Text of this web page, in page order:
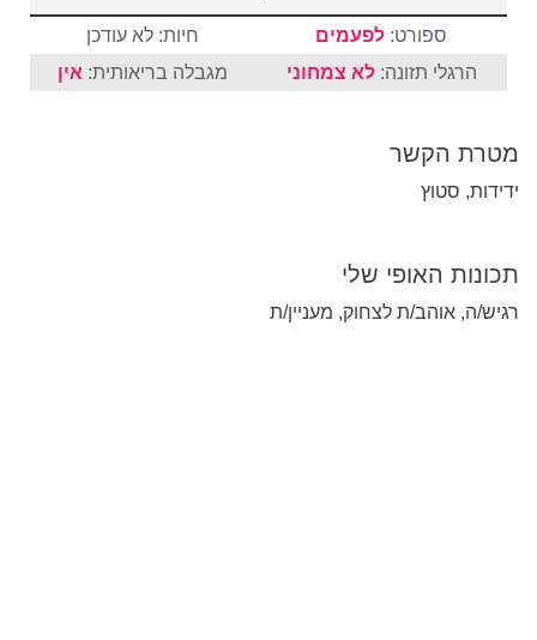
ספורט: לפעמים
חיות: לא עודכן
הרגלי תזונה:לא צמחוני מגבלה בריאותית: אין
מטרת הקשר
ידידות, סטוץ
תכונות האופי שלי
רגיש/ה, אוהב/ת לצחוק, מעניין/ת